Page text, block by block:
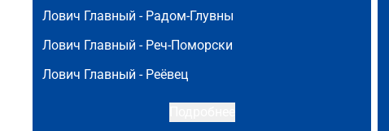
Лович Главный - Радом-Глувны
Лович Главный - Реч-Поморски
Лович Главный - Реёвец